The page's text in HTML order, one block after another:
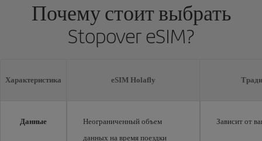
Почему стоит выбрать
Stopover eSIM?
Характеристика eSIM Holafly
Данные
Неограниченный объем
данных на время поездки
Зависит от